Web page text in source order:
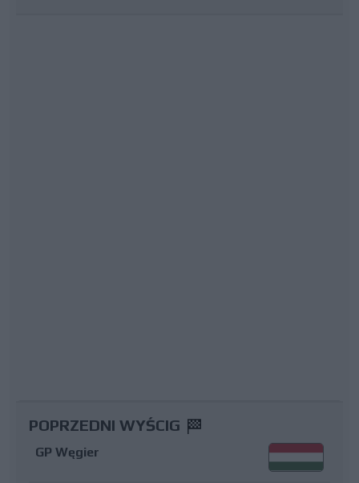
POPRZEDNI WYŚCIG
GP Węgier